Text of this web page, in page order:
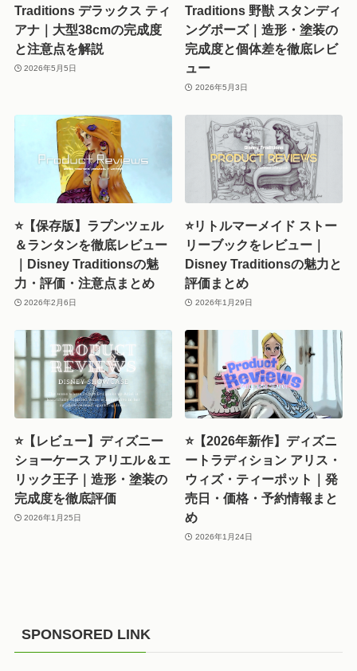
Traditions デラックス ティ
アナ｜大型38cmの完成度
と注意点を解説
2026年5月5日
Traditions 野獣 スタンディ
ングポーズ｜造形・塗装の
完成度と個体差を徹底レビ
ュー
2026年5月3日
⭐【保存版】ラプンツェル
＆ランタンを徹底レビュー
｜Disney Traditionsの魅
力・評価・注意点まとめ
2026年2月6日
⭐リトルマーメイド ストー
リーブックをレビュー｜
Disney Traditionsの魅力と
評価まとめ
2026年1月29日
⭐【レビュー】ディズニー
ショーケース アリエル＆エ
リック王子｜造形・塗装の
完成度を徹底評価
2026年1月25日
⭐【2026年新作】ディズニ
ートラディション アリス・
ウィズ・ティーポット｜発
売日・価格・予約情報まと
め
2026年1月24日
SPONSORED LINK